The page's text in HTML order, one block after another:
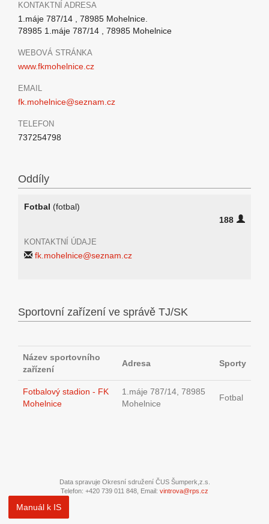
KONTAKTNÍ ADRESA
1.máje 787/14 , 78985 Mohelnice.
78985 1.máje 787/14 , 78985 Mohelnice
WEBOVÁ STRÁNKA
www.fkmohelnice.cz
EMAIL
fk.mohelnice@seznam.cz
TELEFON
737254798
Oddíly
Fotbal (fotbal)
188
KONTAKTNÍ ÚDAJE
fk.mohelnice@seznam.cz
Sportovní zařízení ve správě TJ/SK
Název sportovního
zařízení
Adresa Sporty
Fotbalový stadion - FK
Mohelnice
1.máje 787/14, 78985
Mohelnice
Fotbal
Data spravuje Okresní sdružení ČUS Šumperk,z.s.
Telefon: +420 739 011 848, Email: vintrova@rps.cz
Manuál k IS